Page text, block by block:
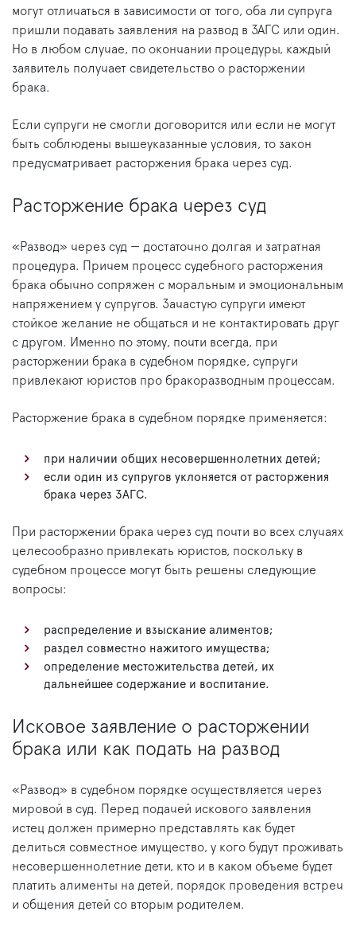
могут отличаться в зависимости от того, оба ли супруга
пришли подавать заявления на развод в ЗАГС или один.
Но в любом случае, по окончании процедуры, каждый
заявитель получает свидетельство о расторжении
брака.
Если супруги не смогли договорится или если не могут
быть соблюдены вышеуказанные условия, то закон
предусматривает расторжения брака через суд.
Расторжение брака через суд
«Развод» через суд — достаточно долгая и затратная
процедура. Причем процесс судебного расторжения
брака обычно сопряжен с моральным и эмоциональным
напряжением у супругов. Зачастую супруги имеют
стойкое желание не общаться и не контактировать друг
с другом. Именно по этому, почти всегда, при
расторжении брака в судебном порядке, супруги
привлекают юристов про бракоразводным процессам.
Расторжение брака в судебном порядке применяется:
при наличии общих несовершеннолетних детей;
если один из супругов уклоняется от расторжения
брака через ЗАГС.
При расторжении брака через суд почти во всех случаях
целесообразно привлекать юристов, поскольку в
судебном процессе могут быть решены следующие
вопросы:
распределение и взыскание алиментов;
раздел совместно нажитого имущества;
определение местожительства детей, их
дальнейшее содержание и воспитание.
Исковое заявление о расторжении
брака или как подать на развод
«Развод» в судебном порядке осуществляется через
мировой в суд. Перед подачей искового заявления
истец должен примерно представлять как будет
делиться совместное имущество, у кого будут проживать
несовершеннолетние дети, кто и в каком объеме будет
платить алименты на детей, порядок проведения встреч
и общения детей со вторым родителем.